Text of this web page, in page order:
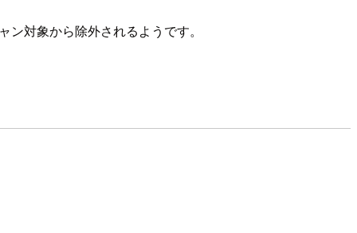
対象から除外されるようです。